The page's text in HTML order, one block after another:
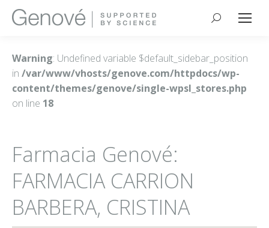
Buscar:
Warning: Undefined variable $default_sidebar_position
in /var/www/vhosts/genove.com/httpdocs/wp-
content/themes/genove/single-wpsl_stores.php
on line 18
Farmacia Genové:
FARMACIA CARRION
BARBERA, CRISTINA